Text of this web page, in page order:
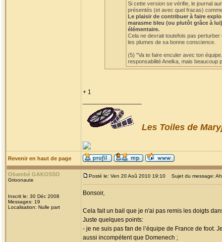
Si cette version se vérifie, le journal
présentés (et avec quel fracas)
Le plaisir de contribuer à faire
marasme bleu (ou plutôt grâce à
élémentaire.
Cela ne devrait toutefois pas
les plumes de sa bonne conscience.
(5) "Va te faire enculer avec ton
responsabilité Anelka, mais beaucoup
+ 1
Les Toiles de
Revenir en haut de page
Obambé GAKOSSO
Grioonaute
Inscrit le: 30 Déc 2008
Messages: 19
Localisation: Nulle part
Posté le: Ven 20 Aoû 2010 19:10 Sujet du message:
Bonsoir,
Cela fait un bail que je n'ai pas remis les doigts
Juste quelques points:
- je ne suis pas fan de l’équipe de France de foot.
aussi incompétent que Domenech ;